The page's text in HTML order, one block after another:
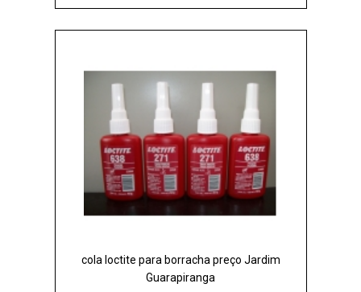
cola loctite para borracha preço Jardim
Guarapiranga